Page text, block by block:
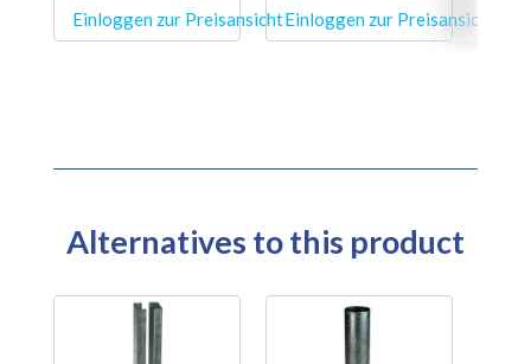
Einloggen zur PreisansichtEinloggen zur Preisansicht
Alternatives to this product